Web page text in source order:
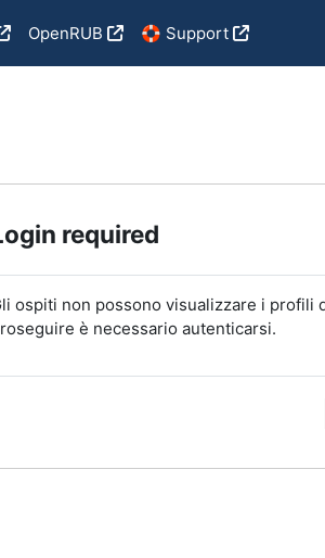
OpenRUB 🛟 Support
required
ospiti non possono visualizzare i profili
è necessario autenticarsi.